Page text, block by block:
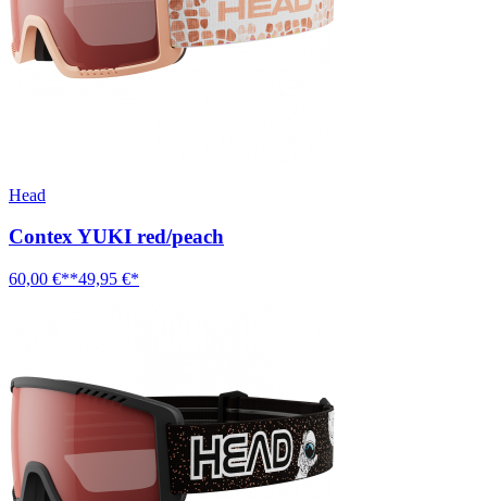
Head
Contex YUKI red/peach
60,00 €**49,95 €*